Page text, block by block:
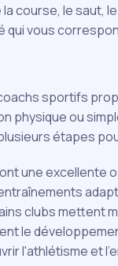
course, le saut,
vous
sportifs
physique ou
étapes
une excellente
clubs mettent
le
l'athlétisme et